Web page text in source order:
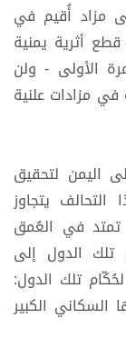
مزاد أُقيم في
فيه قطع أثرية يمنية
الأولى - ولن
مزادات علنية
اليمن لتحقيق
يتجاوز
تمتد في العُمق
تلك الدول إلى
تلك الدول:
السكاني الكبير